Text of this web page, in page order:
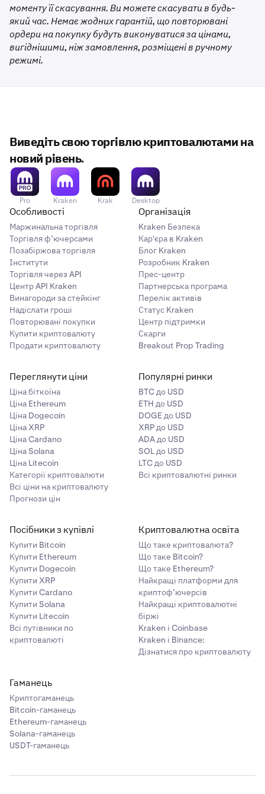
моменту її скасування. Ви можете скасувати в будь-
який час. Немає жодних гарантій, що повторювані
ордери на покупку будуть виконуватися за цінами,
вигіднішими, ніж замовлення, розміщені в ручному
режимі.
Виведіть свою торгівлю криптовалютами на
новий рівень.
Pro Kraken Krak Desktop
Особливості
Маржинальна торгівля
Торгівля ф’ючерсами
Позабіржова торгівля
Інститути
Торгівля через API
Центр API Kraken
Винагороди за стейкінг
Надіслати гроші
Повторювані покупки
Купити криптовалюту
Продати криптовалюту
Організація
Kraken Безпека
Кар'єра в Kraken
Блог Kraken
Розробник Kraken
Прес-центр
Партнерська програма
Перелік активів
Статус Kraken
Центр підтримки
Скарги
Breakout Prop Trading
Переглянути ціни
Ціна біткоїна
Ціна Ethereum
Ціна Dogecoin
Ціна XRP
Ціна Cardano
Ціна Solana
Ціна Litecoin
Категорії криптовалюти
Всі ціни на криптовалюту
Прогнози цін
Популярні ринки
BTC до USD
ETH до USD
DOGE до USD
XRP до USD
ADA до USD
SOL до USD
LTC до USD
Всі криптовалютні ринки
Посібники з купівлі
Купити Bitcoin
Купити Ethereum
Купити Dogecoin
Купити XRP
Купити Cardano
Купити Solana
Купити Litecoin
Всі путівники по
криптовалюті
Криптовалютна освіта
Що таке криптовалюта?
Що таке Bitcoin?
Що таке Ethereum?
Найкращі платформи для
криптоф’ючерсів
Найкращі криптовалютні
біржі
Kraken і Coinbase
Kraken і Binance:
Дізнатися про криптовалюту
Гаманець
Криптогаманець
Bitcoin-гаманець
Ethereum-гаманець
Solana-гаманець
USDT-гаманець